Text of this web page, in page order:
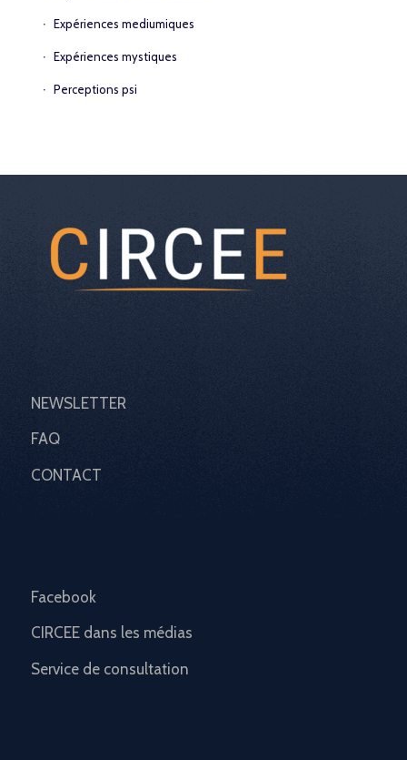
Expériences mediumiques
Expériences mystiques
Perceptions psi
NEWSLETTER
FAQ
CONTACT
Facebook
CIRCEE dans les médias
Service de consultation